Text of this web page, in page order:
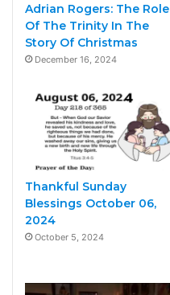
Adrian Rogers: The Role
Of The Trinity In The
Story Of Christmas
December 16, 2024
Thankful Sunday
Blessings October 06,
2024
October 5, 2024